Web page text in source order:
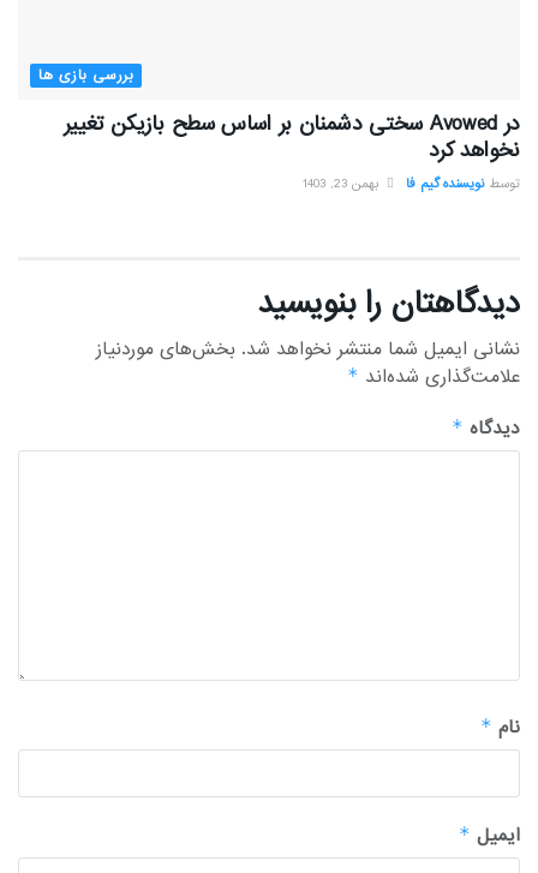
بررسی بازی ها
در Avowed سختی دشمنان بر اساس سطح بازیکن تغییر
نخواهد کرد
توسط نویسنده گیم فا بهمن 23, 1403
دیدگاهتان را بنویسید
نشانی ایمیل شما منتشر نخواهد شد. بخش‌های موردنیاز
علامت‌گذاری شده‌اند *
دیدگاه *
نام *
ایمیل *